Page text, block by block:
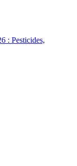
: Pesticides,